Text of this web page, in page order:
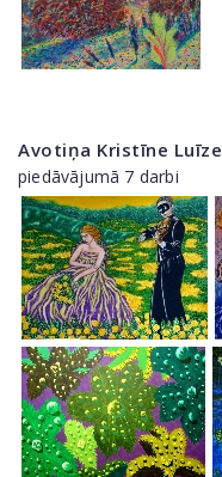
Avotiņa Kristīne Luīze
piedāvājumā 7 darbi